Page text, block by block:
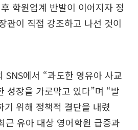
학원업계 반발이 이어지자 정
관이 직접 강조하고 나선 것이
SNS에서 “과도한 영유아 사교
성장을 가로막고 있다”며 “발
기 위해 정책적 결단을 내렸
근 유아 대상 영어학원 급증과